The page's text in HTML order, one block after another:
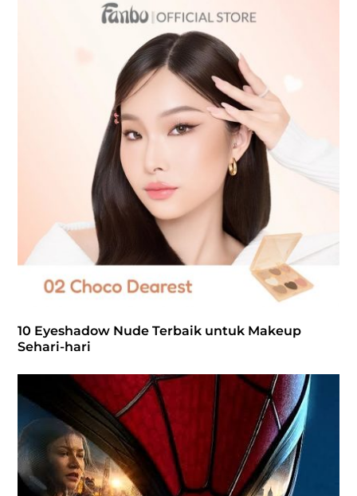
10 Eyeshadow Nude Terbaik untuk Makeup
Sehari-hari